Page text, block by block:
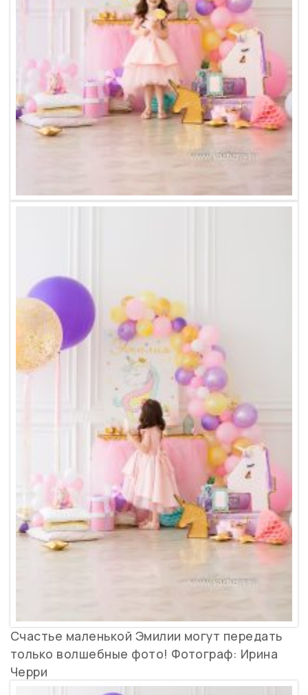
Счастье маленькой Эмилии могут передать
только волшебные фото! Фотограф: Ирина
Черри